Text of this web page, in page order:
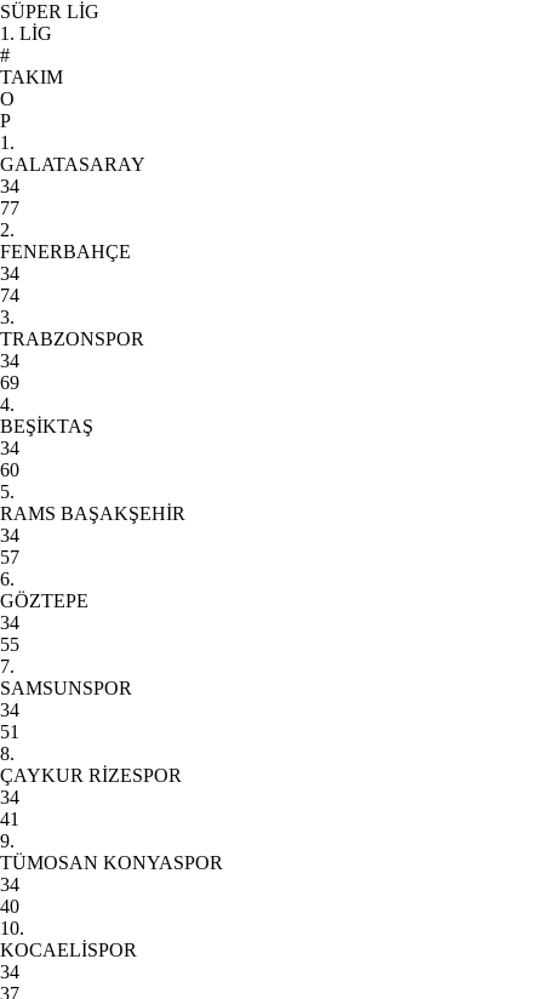
SÜPER LİG
1. LİG
#
TAKIM
O
P
1.
GALATASARAY
34
77
2.
FENERBAHÇE
34
74
3.
TRABZONSPOR
34
69
4.
BEŞİKTAŞ
34
60
5.
RAMS BAŞAKŞEHİR
34
57
6.
GÖZTEPE
34
55
7.
SAMSUNSPOR
34
51
8.
ÇAYKUR RİZESPOR
34
41
9.
TÜMOSAN KONYASPOR
34
40
10.
KOCAELİSPOR
34
37